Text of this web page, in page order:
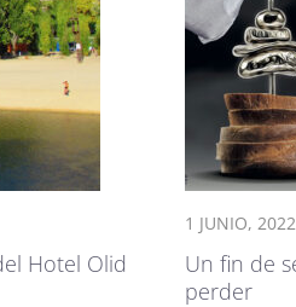
Hotel Olid
1 JUNIO, 2022
Un fin de
perder